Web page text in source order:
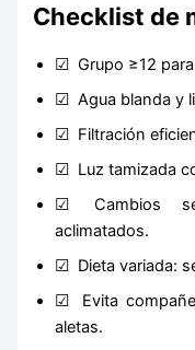
Checklist de
Grupo ≥12
Agua blanda y
Filtración
Luz tamizada
Cambios
aclimatados.
Dieta variada:
Evita
aletas.